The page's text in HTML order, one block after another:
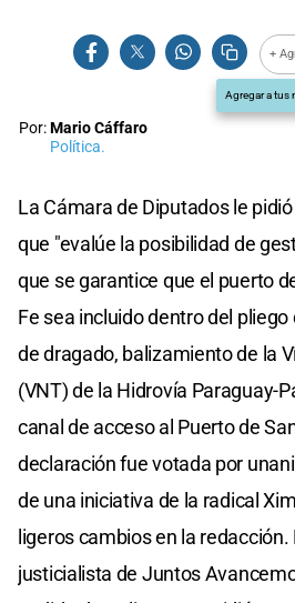
+
Agregar a tus
Por:Mario Cáffaro
Política.
La Cámara de Diputados le
que "evalúe la posibilidad de
que se garantice que el puerto
Fe sea incluido dentro del
de dragado, balizamiento de la
(VNT) de la Hidrovía Paraguay-
canal de acceso al Puerto de
declaración fue votada por
de una iniciativa de la radical
ligeros cambios en la redacción.
justicialista de Juntos